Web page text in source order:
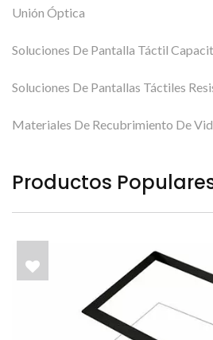
Unión Óptica
Soluciones De Pantalla Táctil
Soluciones De Pantallas Táctiles
Materiales De Recubrimiento De
Productos